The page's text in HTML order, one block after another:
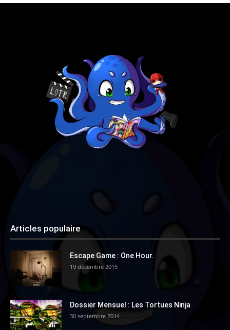
Articles populaire
Escape Game : One Hour.
19 décembre 2015
Dossier Mensuel : Les Tortues Ninja
30 septembre 2014